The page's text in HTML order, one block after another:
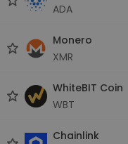
ADA
Monero
XMR
WhiteBIT Coin
WBT
Chainlink